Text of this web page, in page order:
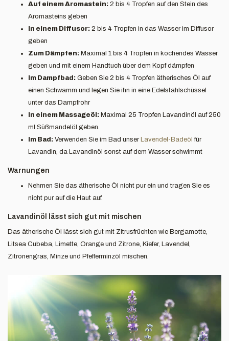
Auf einem Aromastein: 2 bis 4 Tropfen auf den Stein des
Aromasteins geben
In einem Diffusor: 2 bis 4 Tropfen in das Wasser im Diffusor
geben
Zum Dämpfen: Maximal 1 bis 4 Tropfen in kochendes Wasser
geben und mit einem Handtuch über dem Kopf dämpfen
Im Dampfbad: Geben Sie 2 bis 4 Tropfen ätherisches Öl auf
einen Schwamm und legen Sie ihn in eine Edelstahlschüssel
unter das Dampfrohr
In einem Massageöl: Maximal 25 Tropfen Lavandinöl auf 250
ml Süßmandelöl geben.
Im Bad: Verwenden Sie im Bad unser Lavendel-Badeöl für
Lavandin, da Lavandinöl sonst auf dem Wasser schwimmt
Warnungen
Nehmen Sie das ätherische Öl nicht pur ein und tragen Sie es
nicht pur auf die Haut auf.
Lavandinöl lässt sich gut mit mischen
Das ätherische Öl lässt sich gut mit Zitrusfrüchten wie Bergamotte,
Litsea Cubeba, Limette, Orange und Zitrone, Kiefer, Lavendel,
Zitronengras, Minze und Pfefferminzöl mischen.